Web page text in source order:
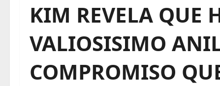
KIM REVELA QUE
VALIOSISIMO
COMPROMISO